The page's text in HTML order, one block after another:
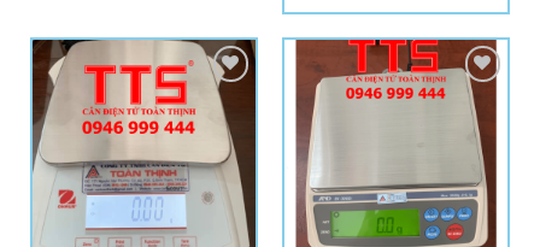
Add to
Wishlist
Add to
Wishlist